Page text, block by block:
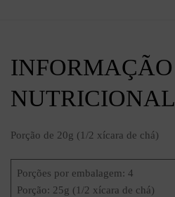
INFORMAÇÃO
NUTRICIONAL
Porção de 20g (1/2 xícara de chá)
Porções por embalagem: 4
Porção: 25g (1/2 xícara de chá)